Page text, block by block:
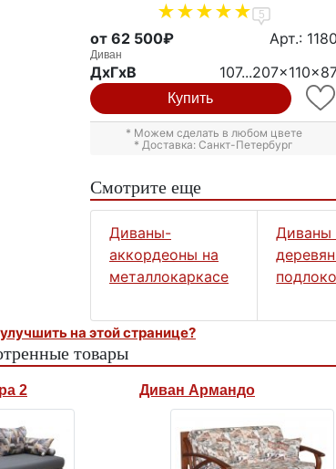
5
от 62 500₽ Арт.: 1180
Диван
ДxГxВ
Купить
* Можем сделать в любом цвете
* Доставка: Санкт-Петербург
Смотрите еще
Диваны-
аккордеоны на
металлокаркасе
Диваны
на этой странице?
товары
2 Диван Армандо